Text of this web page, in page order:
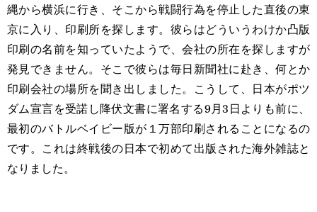
縄から横浜に行き、そこから戦闘行為を停止した直後の東
京に入り、印刷所を探します。彼らはどういうわけか凸版
印刷の名前を知っていたようで、会社の所在を探しますが
発見できません。そこで彼らは毎日新聞社に赴き、何とか
印刷会社の場所を聞き出しました。こうして、日本がポツ
ダム宣言を受諾し降伏文書に署名する9月3日よりも前に、
最初のバトルベイビー版が１万部印刷されることになるの
です。これは終戦後の日本で初めて出版された海外雑誌と
なりました。